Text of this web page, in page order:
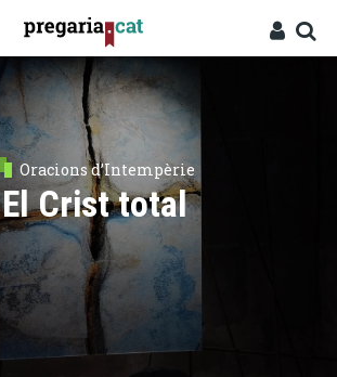
Oracions d’Intempèrie
El Crist total